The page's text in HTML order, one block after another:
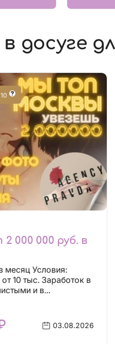
досуге
000 000 руб. в
Условия:
Заработок в
и в...
03.08.2026